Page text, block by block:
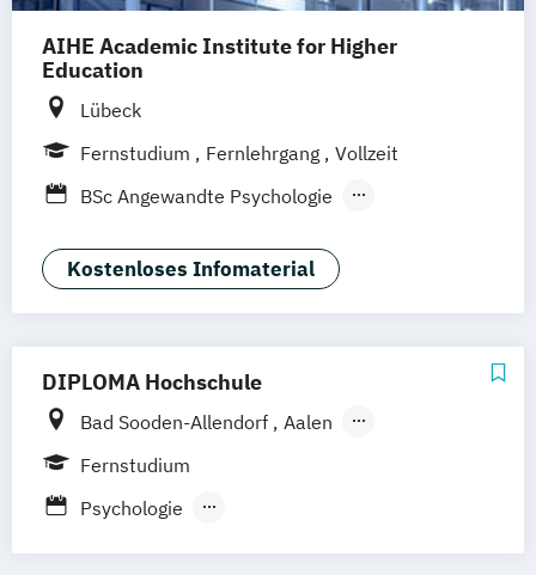
AIHE Academic Institute for Higher
Education
Lübeck
Fernstudium
Fernlehrgang
Vollzeit
BSc Angewandte Psychologie
Klinische Psychologie
Kommunikationspsychologie FH
MA (CE) Kommunikations- und
Betriebspsychologie
MSc Angewandte Psychologie
MSc Cyber Psychology
Kostenloses Infomaterial
DIPLOMA Hochschule
Bad Sooden-Allendorf
Aalen
Baden-Baden
Heilbronn Kassel
München Bochum Kaiserslautern
Fernstudium
Psychologie